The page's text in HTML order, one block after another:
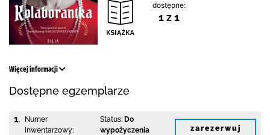
dostępne:
1 z 1
Więcej informacji
Dostępne egzemplarze
1.
Numer
inwentarzowy:
Status: Do
wypożyczenia
zarezerwuj